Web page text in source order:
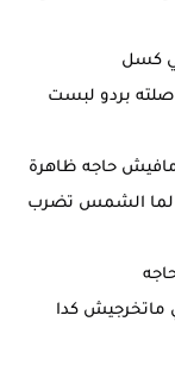
كسل
بردو لبست
حاجه ظاهرة
لما الشمس تضرب
ماتخرجيش كدا